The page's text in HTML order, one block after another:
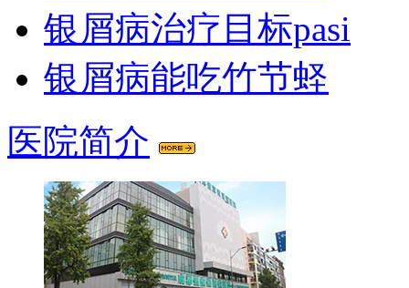
银屑病治疗目标pasi
银屑病能吃竹节蛏
医院简介